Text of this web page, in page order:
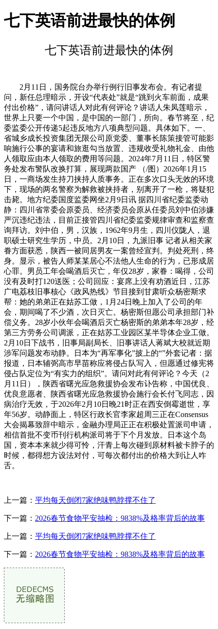
七下英语前进最快的体例
七下英语前进最快的体例
2月11日，国务院台办举行例行旧事发布会。有记者提
问，新任总理暗示，开设“代表处”就是“跳到火车前面，成果
付出价格”，请问讲话人对此有何评论？讲话人朱凤莲暗示，
世界上只要一个中国，是中国的一部门，所向。春节将至，纪
委监委公开传递5起违反地方八项典型问题。具体如下。一、
省城乡成长投资集团无限公司原党委、董事长陈策接管可能影
响施行公事的宴请和旅逛勾当放置、违规收受礼物礼金、由他
人领取应由本人领取的费用等问题。2024年7月11日，特区警
务处发布警队改换打算，展现两款国产 （/图）2026年1月15
日，一商场发生持刀挟持人质事务。正在多次口头无效的环境
下，现场的两名警察为解救被挟持者，别离开了一枪，将疑犯
击毙。地方纪委国度监委网坐2月9日讯 据四川省纪委监委动
静：四川省常委会原委员、经济委员会原从任委员刘中伯涉嫌
严沉违纪违法，目前正接管四川省纪委监委规律审查和监察查
询拜访。刘中伯，男，汉族，1962年9月生，四川仪陇人，退
职硕士研究生学历，中员。2月10日，九派旧事 记者从相关家
眷方面获悉，陕西一被同居男友一案曾经宣判。判处死刑，终
身。显示，被告人师某某居心不法他人生命的行为，已形成居
心罪。男员工年会喝酒后灭亡，年仅28岁，家眷：喝得，公司
没有及时打120送医；公司回应：宴席上没有劝酒近日，江苏
广电荔枝旧事核心《政风热线》节目接到甘肃听众杨密斯求
帮：她的弟弟正在姑苏工做，1月24日晚上加入了公司的年
会，期间喝了不少酒，次日灭亡。杨密斯但愿公司承担部门补
偿义务。28岁小伙年会喝酒后灭亡杨密斯的弟弟本年28岁，经
第三方劳务公司调派，正在姑苏工业园区某半导体企业工做。
2月10日下战书，旧事局副局长、旧事讲话人蒋斌大校就近期
涉军问题发布动静。日本为“再军事化”披上的“”外套记者：据
报道，日本辅弼高市早苗称应将侵占队写入，但愿通过修宪将
侵占队定位为“有实力的组织”。请问对此有何评论？今天（2
月11日），陕西省曙光应急救援协会发布讣告称，中国优良、
优良意愿者、陕西省曙光应急救援协会施行会长付飞同志，因
病治疗无效，于2026年2月10日晚21时正在西安倒霉逝世，享
年56岁。动静面上，特区行政长官李家超周三正在Consensus
大会揭幕致辞中暗示，金融办理局正正在积极处置派司申请，
相信首批不变币刊行机构派司将于下个月发放。日本这个岛
国，资本本来就少得可怜，汗青上每次碰到原材料被卡脖子的
时候，都得想方设法对付，可每次都付出的价格大到让人咋
舌。
上一篇： 平均每天倒闭7家绝味鸭脖撑不住了
下一篇： 2026春节食物平安抽检：9838%及格率背后的故事
上一篇： 平均每天倒闭7家绝味鸭脖撑不住了
下一篇： 2026春节食物平安抽检：9838%及格率背后的故事